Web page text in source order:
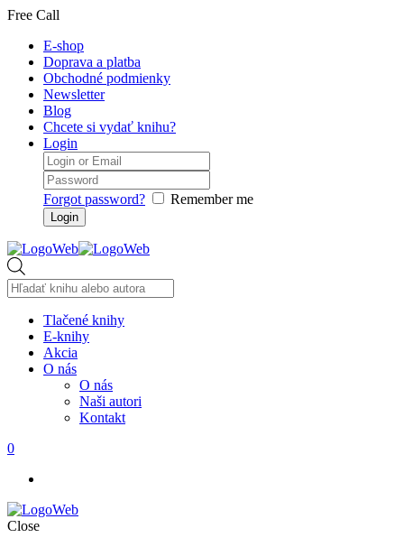
Free Call
E-shop
Doprava a platba
Obchodné podmienky
Newsletter
Blog
Chcete si vydať knihu?
Login
Forgot password? Remember me
search
Tlačené knihy
E-knihy
Akcia
O nás
O nás
Naši autori
Kontakt
0
Close